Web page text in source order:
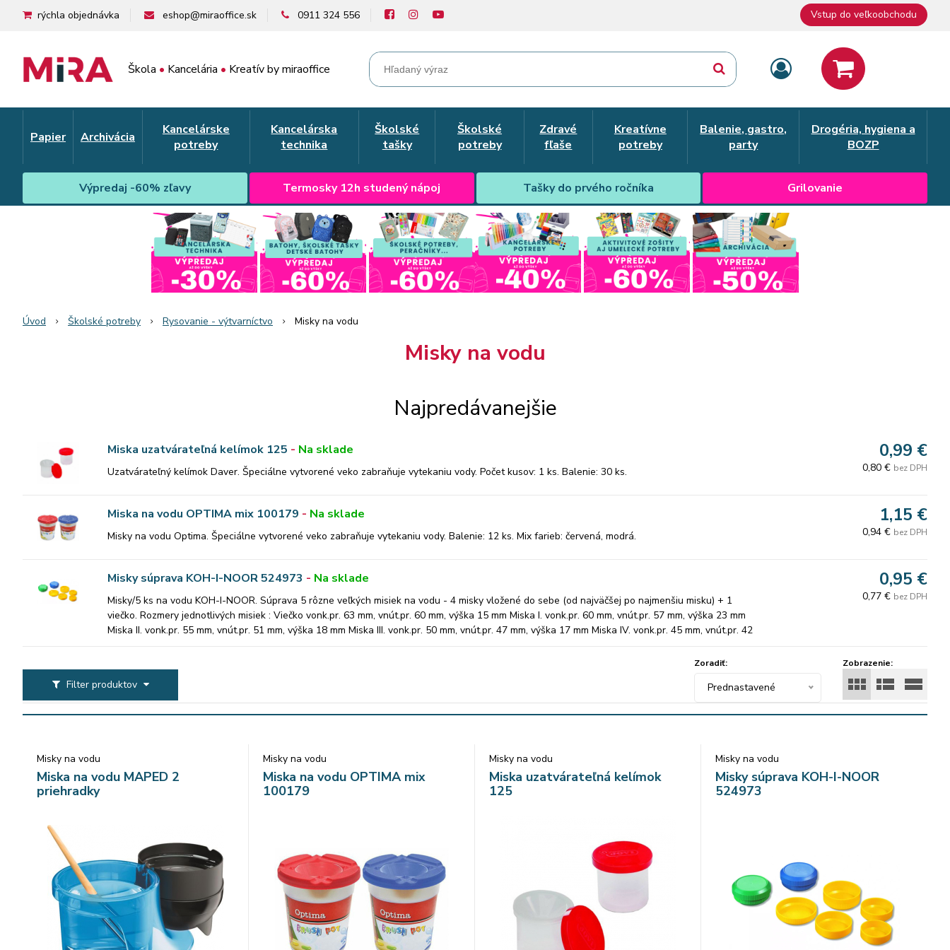
Škola • Kancelária • Kreatív by miraoffice
rýchla objednávka eshop@miraoffice.sk 0911 324 556 Vstup do veľkoobchodu
Papier Archivácia
Kancelárske
potreby
Kancelárska
technika
Školské
tašky
Školské
potreby
Zdravé
fľaše
Kreatívne
potreby
Balenie, gastro,
party
Drogéria, hygiena a
BOZP
Výpredaj -60% zľavy Termosky 12h studený nápoj Tašky do prvého ročníka Grilovanie
Úvod Školské potreby Rysovanie - výtvarníctvo Misky na vodu
Misky na vodu
Najpredávanejšie
Miska uzatvárateľná kelímok 125 - Na sklade
Uzatvárateľný kelímok Daver. Špeciálne vytvorené veko zabraňuje vytekaniu vody. Počet kusov: 1 ks. Balenie: 30 ks.
0,99 €
0,80 € bez DPH
Miska na vodu OPTIMA mix 100179 - Na sklade
Misky na vodu Optima. Špeciálne vytvorené veko zabraňuje vytekaniu vody. Balenie: 12 ks. Mix farieb: červená, modrá.
1,15 €
0,94 € bez DPH
Misky súprava KOH-I-NOOR 524973 - Na sklade
Misky/5 ks na vodu KOH-I-NOOR. Súprava 5 rôzne veľkých misiek na vodu - 4 misky vložené do sebe (od najväčšej po najmenšiu misku) + 1
viečko. Rozmery jednotlivých misiek : Viečko vonk.pr. 63 mm, vnút.pr. 60 mm, výška 15 mm Miska I. vonk.pr. 60 mm, vnút.pr. 57 mm, výška 23 mm
Miska II. vonk.pr. 55 mm, vnút.pr. 51 mm, výška 18 mm Miska III. vonk.pr. 50 mm, vnút.pr. 47 mm, výška 17 mm Miska IV. vonk.pr. 45 mm, vnút.pr. 42
0,95 €
0,77 € bez DPH
Filter produktov
Zobrazenie:
Zoradiť:
Prednastavené
Misky na vodu
Miska na vodu MAPED 2
priehradky
Misky na vodu
Miska na vodu OPTIMA mix
100179
Misky na vodu
Miska uzatvárateľná kelímok
125
Misky na vodu
Misky súprava KOH-I-NOOR
524973